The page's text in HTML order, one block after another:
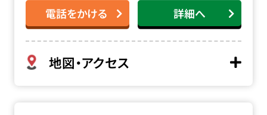
電話をかける 詳細へ
地図・アクセス